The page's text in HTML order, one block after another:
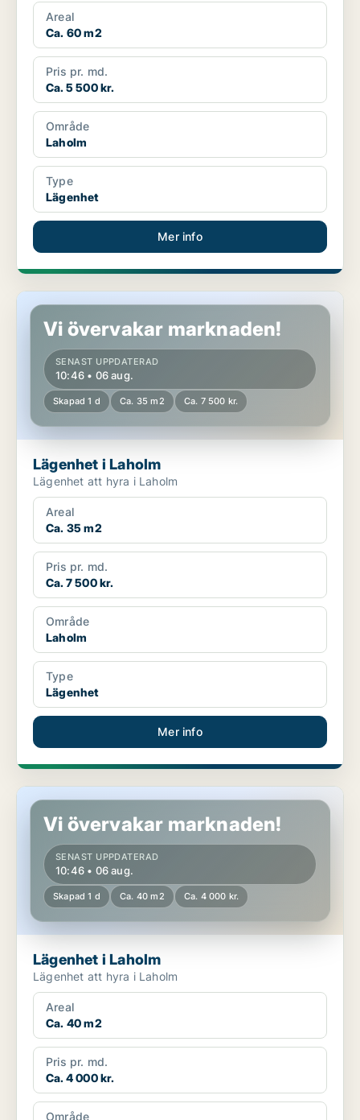
Areal
Ca. 60 m2
Pris pr. md.
Ca. 5 500 kr.
Område
Laholm
Type
Lägenhet
Mer info
Lägenhet i Laholm
Vi övervakar marknaden!
SENAST UPPDATERAD
10:46 • 06 aug.
Skapad 1 d Ca. 35 m2 Ca. 7 500 kr.
Lägenhet i Laholm
Lägenhet att hyra i Laholm
Areal
Ca. 35 m2
Pris pr. md.
Ca. 7 500 kr.
Område
Laholm
Type
Lägenhet
Mer info
Lägenhet i Laholm
Vi övervakar marknaden!
SENAST UPPDATERAD
10:46 • 06 aug.
Skapad 1 d Ca. 40 m2 Ca. 4 000 kr.
Lägenhet i Laholm
Lägenhet att hyra i Laholm
Areal
Ca. 40 m2
Pris pr. md.
Ca. 4 000 kr.
Område